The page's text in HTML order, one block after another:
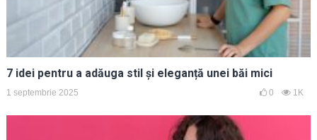
7 idei pentru a adăuga stil și eleganță unei băi mici
1 septembrie 2025 0 1K